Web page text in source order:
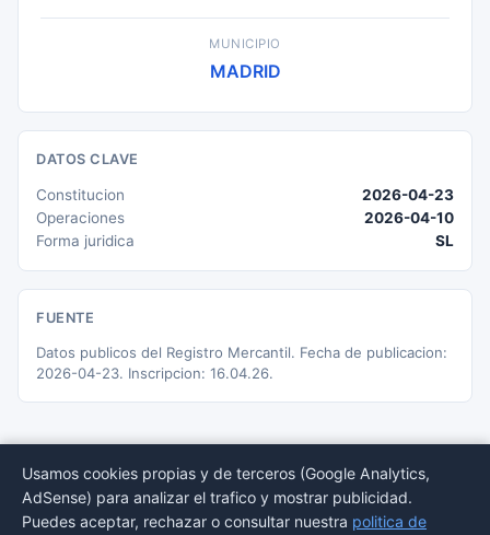
MUNICIPIO
MADRID
DATOS CLAVE
Constitucion
2026-04-23
Operaciones
2026-04-10
Forma juridica
SL
FUENTE
Datos publicos del Registro Mercantil. Fecha de publicacion:
2026-04-23. Inscripcion: 16.04.26.
© 2026 BORMEDirectorio — Datos publicos del Registro Mercantil
Usamos cookies propias y de terceros (Google Analytics,
AdSense) para analizar el trafico y mostrar publicidad.
Puedes aceptar, rechazar o consultar nuestra politica de